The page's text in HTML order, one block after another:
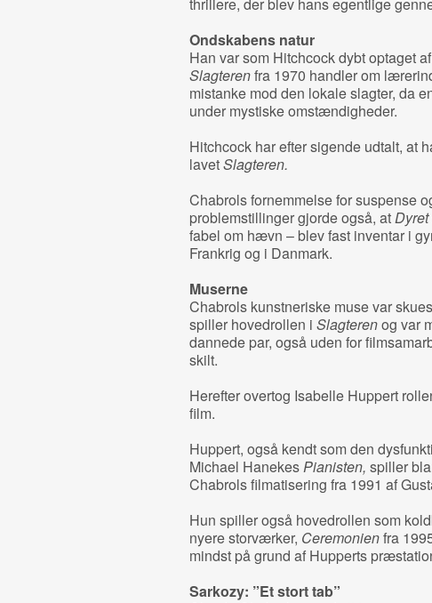
Ondskabens natur
Han var som Hitchcock dybt optaget
Slagterenfra 1970 handler om
mistanke mod den lokale slagter, da
under mystiske omstændigheder.
Hitchcock har efter sigende udtalt, at
lavetSlagteren.
Chabrols fornemmelse for suspense
problemstillinger gjorde også, at
fabel om hævn – blev fast inventar i
Frankrig og i Danmark.
Muserne
Chabrols kunstneriske muse var
spiller hovedrollen i Slagterenog var
dannede par, også uden for
skilt.
Herefter overtog Isabelle Huppert
film.
Huppert, også kendt som den
Michael HanekesPianisten, spiller
Chabrols filmatisering fra 1991 af
Hun spiller også hovedrollen som
nyere storværker, Ceremonienfra
mindst på grund af Hupperts
Sarkozy: ”Et stort tab”